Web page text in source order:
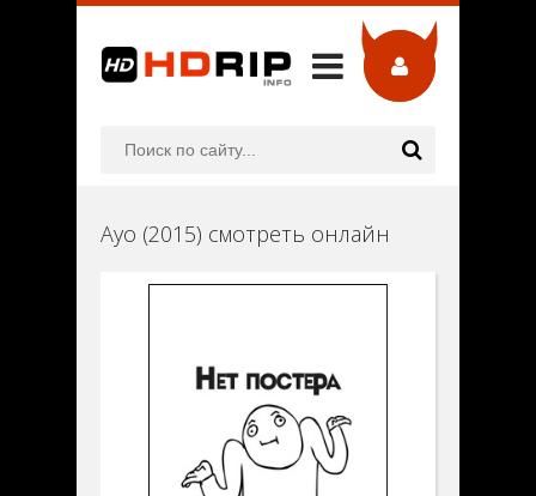
Ayo (2015) смотреть онлайн